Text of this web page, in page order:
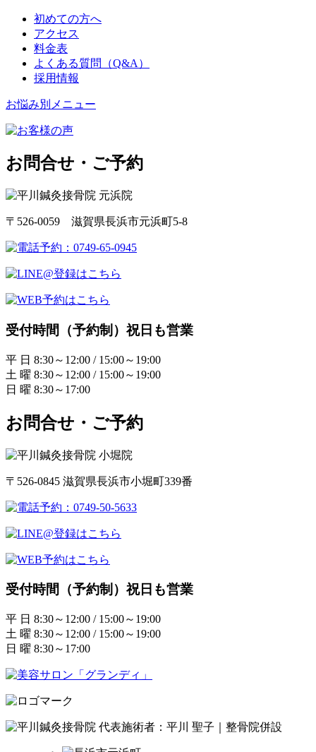
初めての方へ
アクセス
料金表
よくある質問（Q&A）
採用情報
お悩み別メニュー
お問合せ・ご予約
〒526-0059 滋賀県長浜市元浜町5-8
受付時間（予約制）祝日も営業
平 日 8:30～12:00 / 15:00～19:00
土 曜 8:30～12:00 / 15:00～19:00
日 曜 8:30～17:00
お問合せ・ご予約
〒526-0845 滋賀県長浜市小堀町339番
受付時間（予約制）祝日も営業
平 日 8:30～12:00 / 15:00～19:00
土 曜 8:30～12:00 / 15:00～19:00
日 曜 8:30～17:00
代表施術者：平川 聖子｜整骨院併設